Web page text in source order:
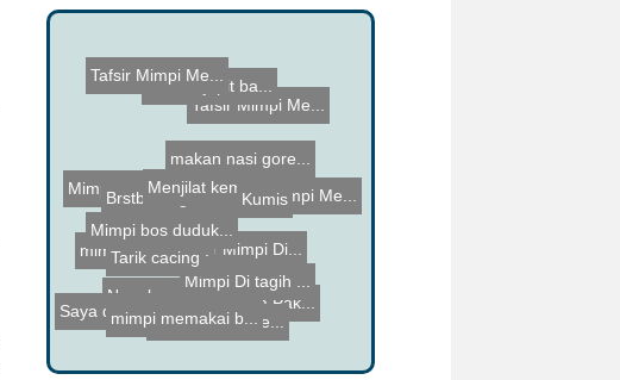
Ketemu Pria Pak...
Tafsir Mimpi Me...
Tafsir Mimpi Di...
Nangkap Badak L...
makan nasi gore...
mimpi diberi ba...
Mimpi Di tagih ...
Bermimpi diberi...
Tafsir Mimpi Me...
Mimoi sandal te...
Sandal jepit ba...
Tafsir Mimpi Me...
Brstbuh dgn ist...
Tarik cacing
mimpi memakai b...
Mimpi bos duduk...
Kumis